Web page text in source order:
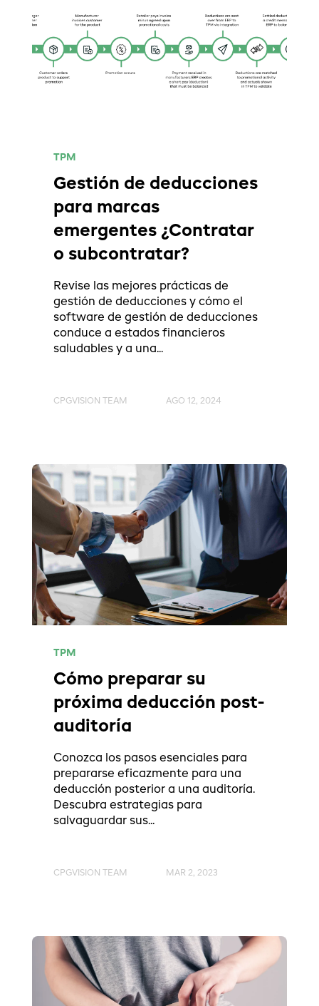
TPM
Gestión de deducciones
para marcas
emergentes ¿Contratar
o subcontratar?
Revise las mejores prácticas de
gestión de deducciones y cómo el
software de gestión de deducciones
conduce a estados financieros
saludables y a una...
CPGVISION TEAM AGO 12, 2024
TPM
Cómo preparar su
próxima deducción post-
auditoría
Conozca los pasos esenciales para
prepararse eficazmente para una
deducción posterior a una auditoría.
Descubra estrategias para
salvaguardar sus...
CPGVISION TEAM MAR 2, 2023